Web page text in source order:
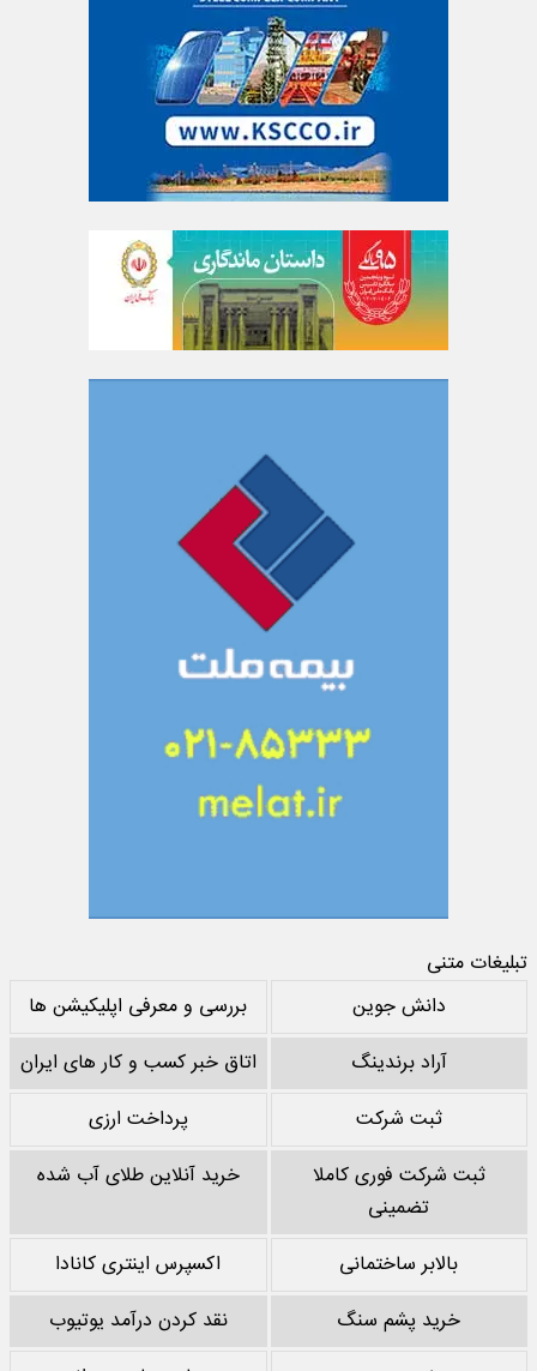
تبلیغات متنی
دانش جوین
بررسی و معرفی اپلیکیشن ها
آراد برندینگ
اتاق خبر کسب و کار های ایران
ثبت شرکت
پرداخت ارزی
ثبت شرکت فوری کاملا
تضمینی
خرید آنلاین طلای آب شده
بالابر ساختمانی
اکسپرس اینتری کانادا
خرید پشم سنگ
نقد کردن درآمد یوتیوب